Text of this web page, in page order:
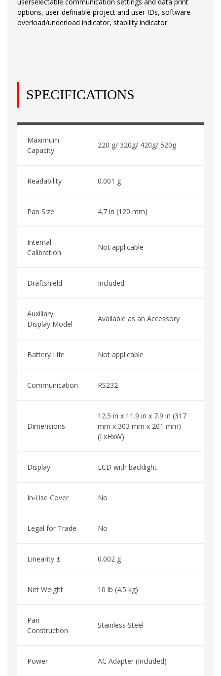
options, user-definable project and user IDs, software
overload/underload indicator, stability indicator
SPECIFICATIONS
Maximum
Capacity
220 g/ 320g/ 420g/ 520g
Readability 0.001 g
Pan Size 4.7 in (120 mm)
Internal
Calibration
Not applicable
Draftshield Included
Auxiliary
Display Model
Available as an Accessory
Battery Life Not applicable
Communication RS232
Dimensions
12.5 in x 11.9 in x 7.9 in (317
mm x 303 mm x 201 mm)
(LxHxW)
Display LCD with backlight
In-Use Cover No
Legal for Trade No
Linearity ± 0.002 g
Net Weight 10 lb (4.5 kg)
Pan
Construction
Stainless Steel
Power AC Adapter (Included)